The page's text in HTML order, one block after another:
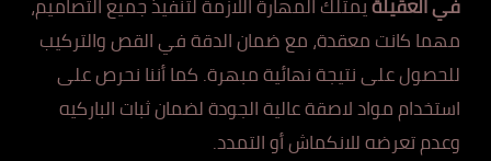
مهما كانت معقدة، مع ضمان الدقة في القص والتركيب
للحصول على نتيجة نهائية مبهرة. كما أننا نحرص على
استخدام مواد لاصقة عالية الجودة لضمان ثبات الباركيه
وعدم تعرضه للانكماش أو التمدد.